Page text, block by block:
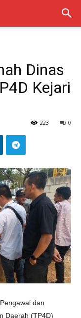
Dinas
Kejari
0
223
dan
Daerah (TP4D)